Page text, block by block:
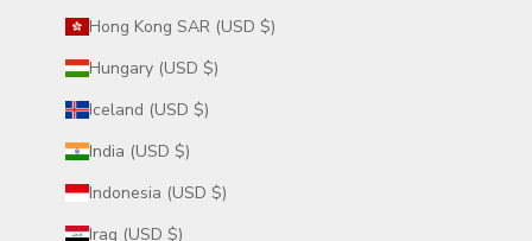
Hong Kong SAR (USD $)
Hungary (USD $)
Iceland (USD $)
India (USD $)
Indonesia (USD $)
Iraq (USD $)